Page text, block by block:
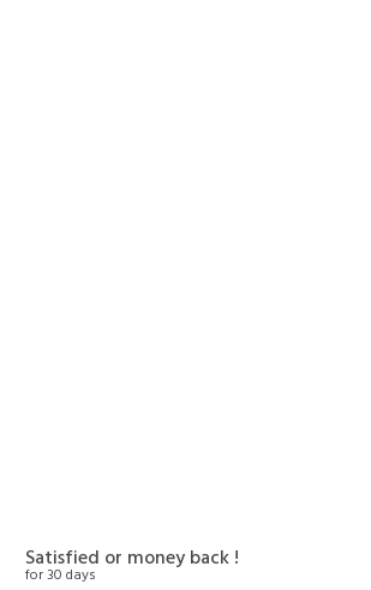
Satisfied or money back !
for 30 days